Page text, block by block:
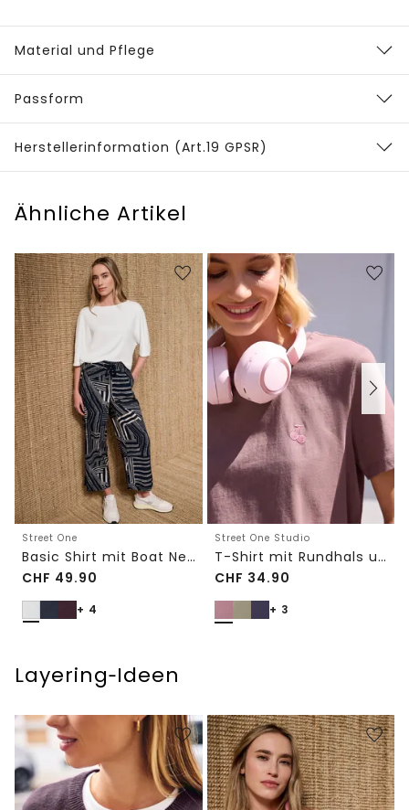
Material und Pflege
Passform
Herstellerinformation (Art.19 GPSR)
Ähnliche Artikel
Street One
Basic Shirt mit Boat Neck und Elastikbund
CHF 49.90
+ 4
Street One Studio
T-Shirt mit Rundhals und Embroidery-Detail
CHF 34.90
+ 3
Layering‑Ideen